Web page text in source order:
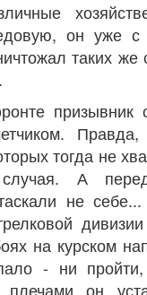
он уже с
таких же
призывник
тогда не
А
не
на курском
- ни
плечами он